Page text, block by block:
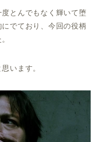
とんでもなく輝いて堕
でており、今回の役柄
います。